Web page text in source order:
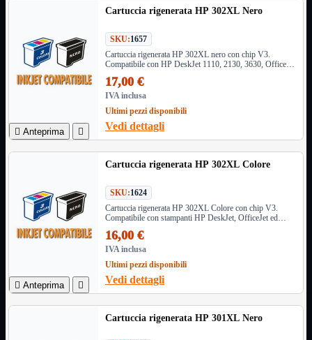
Antenne WiFi
Firewall
NAS
NAS Ricondizionato
PowerLine
Ripetitore WiFi
Router
Scheda di Rete
Switch POE
Switch Rete
VOIP 
WiFi 
Access Point
Uso Esterno
Uso Interno
WiFi
PCI
PCI-Express
USB
VOIPMostra tutti i prodotti
Adattatori
 Anteprima 
Cartuccia rigenerata HP 302XL Nero
SKU:1657
Cartuccia rigenerata HP 302XL nero con chip V3.
Compatibile con HP DeskJet 1110, 2130, 3630, OfficeJet
17,00 €
IVA inclusa
Ultimi pezzi disponibili
Vedi dettagli
 Anteprima 
Cartuccia rigenerata HP 302XL Colore
SKU:1624
Cartuccia rigenerata HP 302XL Colore con chip V3.
Compatibile con stampanti HP DeskJet, OfficeJet ed
16,00 €
IVA inclusa
Ultimi pezzi disponibili
Vedi dettagli
Cartuccia rigenerata HP 301XL Nero